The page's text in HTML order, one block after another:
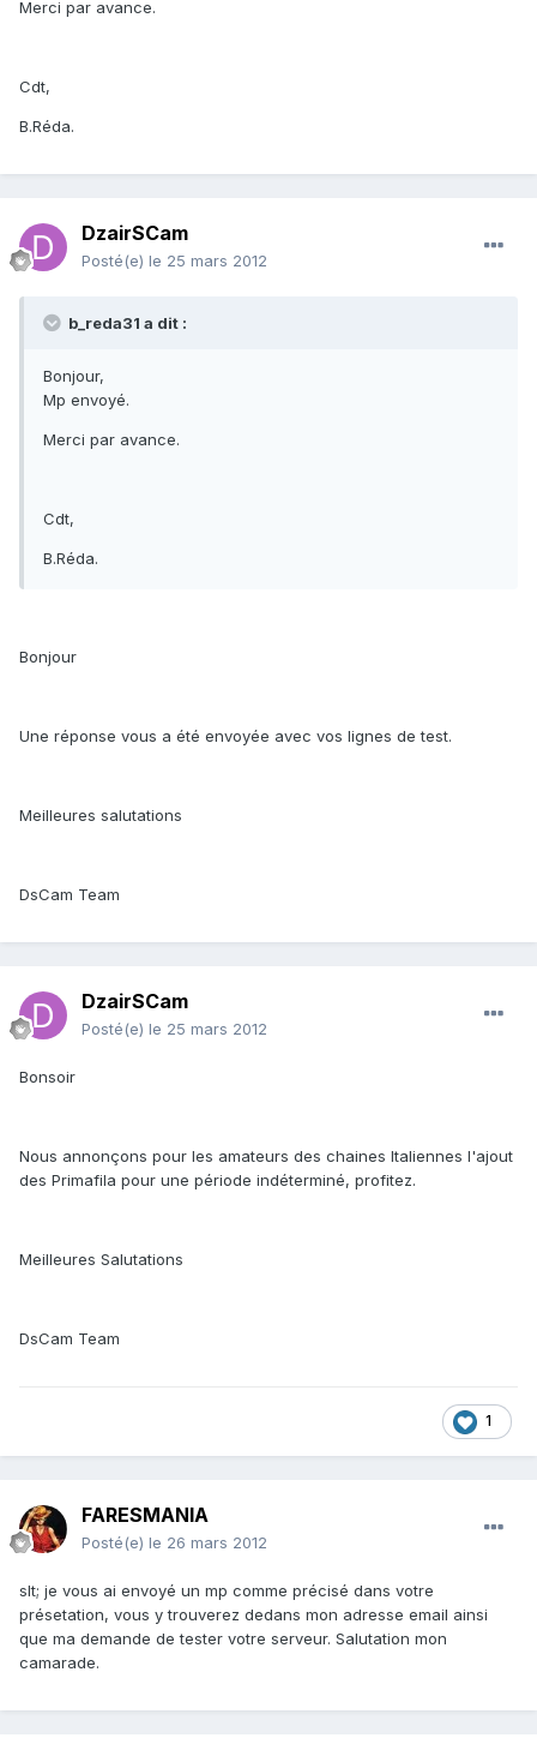
Merci par avance.
Cdt,
B.Réda.
DzairSCam
Posté(e) le 25 mars 2012
b_reda31 a dit :
Bonjour,
Mp envoyé.
Merci par avance.
Cdt,
B.Réda.
Bonjour
Une réponse vous a été envoyée avec vos lignes de test.
Meilleures salutations
DsCam Team
DzairSCam
Posté(e) le 25 mars 2012
Bonsoir
Nous annonçons pour les amateurs des chaines Italiennes l'ajout
des Primafila pour une période indéterminé, profitez.
Meilleures Salutations
DsCam Team
1
FARESMANIA
Posté(e) le 26 mars 2012
slt; je vous ai envoyé un mp comme précisé dans votre
présetation, vous y trouverez dedans mon adresse email ainsi
que ma demande de tester votre serveur. Salutation mon
camarade.